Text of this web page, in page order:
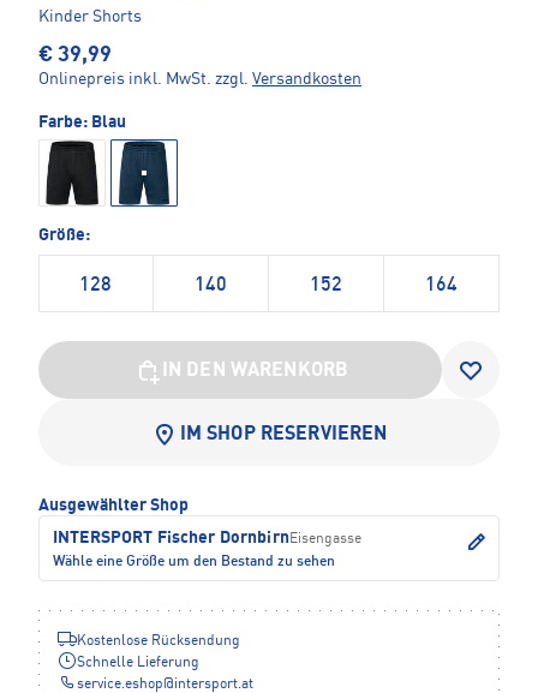
Kinder Shorts
€ 39,99
Onlinepreis inkl. MwSt. zzgl. Versandkosten
Farbe: Blau
Größe:
128 140 152 164
IN DEN WARENKORB
IM SHOP RESERVIEREN
Ausgewählter Shop
INTERSPORT Fischer Dornbirn Eisengasse
Wähle eine Größe um den Bestand zu sehen
Kostenlose Rücksendung
Schnelle Lieferung
service.eshop@intersport.at